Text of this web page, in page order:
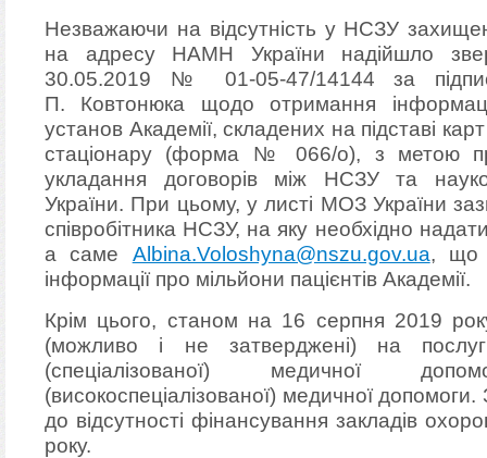
Незважаючи на відсутність у НСЗУ
на адресу НАМН України надійшло
30.05.2019 № 01-05-47/14144 за
П. Ковтонюка щодо отримання
установ Академії, складених на підставі карт
стаціонару (форма № 066/о), з метою
укладання договорів між НСЗУ та
України. При цьому, у листі МОЗ України
співробітника НСЗУ, на яку необхідно
а саме Albina.Voloshyna@nszu.gov.ua, що
інформації про мільйони пацієнтів Академії.
Крім цього, станом на 16 серпня 2019
(можливо і не затверджені) на
(спеціалізованої) медичної
(високоспеціалізованої) медичної
до відсутності фінансування закладів
року.